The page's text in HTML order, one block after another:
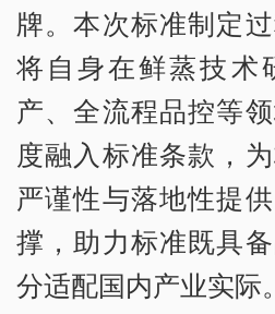
牌。本次标准制定
将自身在鲜蒸技术
产、全流程品控等
度融入标准条款，为
严谨性与落地性提
撑，助力标准既具
分适配国内产业实际。